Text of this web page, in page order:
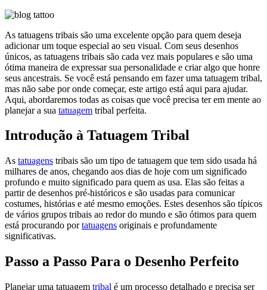
As tatuagens tribais são uma excelente opção para quem deseja
adicionar um toque especial ao seu visual. Com seus desenhos
únicos, as tatuagens tribais são cada vez mais populares e são uma
ótima maneira de expressar sua personalidade e criar algo que honre
seus ancestrais. Se você está pensando em fazer uma tatuagem tribal,
mas não sabe por onde começar, este artigo está aqui para ajudar.
Aqui, abordaremos todas as coisas que você precisa ter em mente ao
planejar a sua tatuagem tribal perfeita.
Introdução à Tatuagem Tribal
As tatuagens tribais são um tipo de tatuagem que tem sido usada há
milhares de anos, chegando aos dias de hoje com um significado
profundo e muito significado para quem as usa. Elas são feitas a
partir de desenhos pré-históricos e são usadas para comunicar
costumes, histórias e até mesmo emoções. Estes desenhos são típicos
de vários grupos tribais ao redor do mundo e são ótimos para quem
está procurando portatuagens originais e profundamente
significativas.
Passo a Passo Para o Desenho Perfeito
Planejar uma tatuagem tribal é um processo detalhado e precisa ser